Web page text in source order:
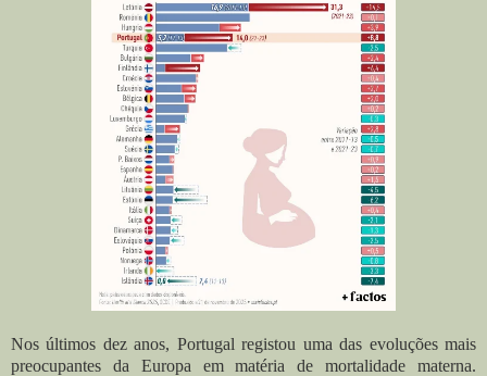
Nos últimos dez anos, Portugal registou uma das evoluções mais
preocupantes da Europa em matéria de mortalidade materna.